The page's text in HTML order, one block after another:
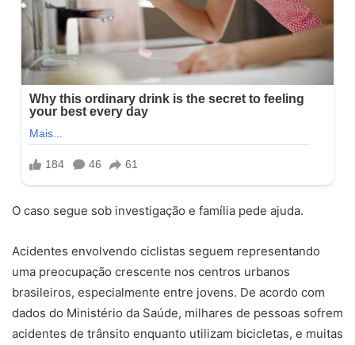
O caso segue sob investigação e família pede ajuda.
Acidentes envolvendo ciclistas seguem representando
uma preocupação crescente nos centros urbanos
brasileiros, especialmente entre jovens. De acordo com
dados do Ministério da Saúde, milhares de pessoas sofrem
acidentes de trânsito enquanto utilizam bicicletas, e muitas